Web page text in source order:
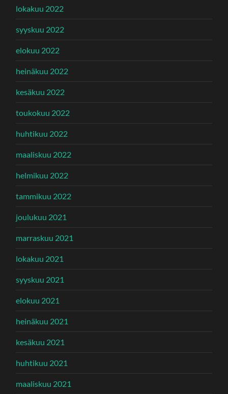
lokakuu 2022
syyskuu 2022
elokuu 2022
heinäkuu 2022
kesäkuu 2022
toukokuu 2022
huhtikuu 2022
maaliskuu 2022
helmikuu 2022
tammikuu 2022
joulukuu 2021
marraskuu 2021
lokakuu 2021
syyskuu 2021
elokuu 2021
heinäkuu 2021
kesäkuu 2021
huhtikuu 2021
maaliskuu 2021